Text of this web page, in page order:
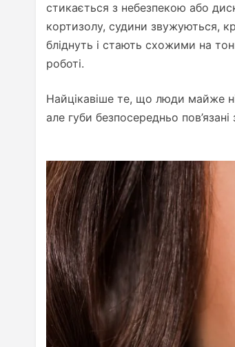
стикається з небезпекою або
кортизолу, судини звужуються,
бліднуть і стають схожими на
роботі.
Найцікавіше те, що люди майже
але губи безпосередньо